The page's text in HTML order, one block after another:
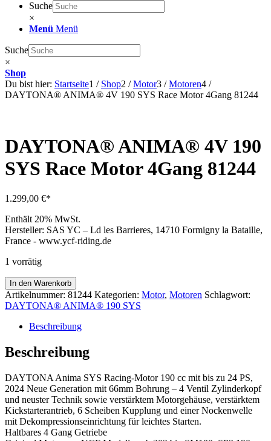
Suche
×
Menü Menü
Suche
×
Shop
Du bist hier: Startseite1 / Shop2 / Motor3 / Motoren4 /
DAYTONA® ANIMA® 4V 190 SYS Race Motor 4Gang 81244
DAYTONA® ANIMA® 4V 190
SYS Race Motor 4Gang 81244
1.299,00 €
Enthält 20% MwSt.
Hersteller: SAS YC – Ld les Barrieres, 14710 Formigny la Bataille,
France - www.ycf-riding.de
1 vorrätig
DAYTONA®
ANIMA®
4V
SYS
Motor
4Gang
Menge
In den Warenkorb
Artikelnummer: 81244 Kategorien: Motor, Motoren Schlagwort:
DAYTONA® ANIMA® 190 SYS
Beschreibung
Beschreibung
DAYTONA Anima SYS Racing-Motor 190 cc mit bis zu 24 PS,
2024 Neue Generation mit 66mm Bohrung – 4 Ventil Zylinderkopf
und neuster Technik sowie verstärktem Motorgehäuse, verstärktem
Kickstarterantrieb, 6 Scheiben Kupplung und einer Nockenwelle
mit Dekompressionseinrichtung für leichtes Starten.
Haltbares 4 Gang Getriebe